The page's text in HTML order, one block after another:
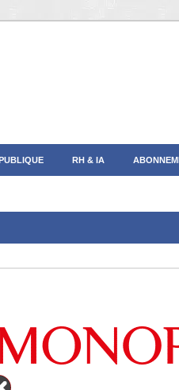
RH & IA